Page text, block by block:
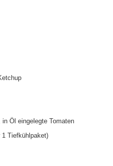
Öl eingelegte Tomaten
Tiefkühlpaket)